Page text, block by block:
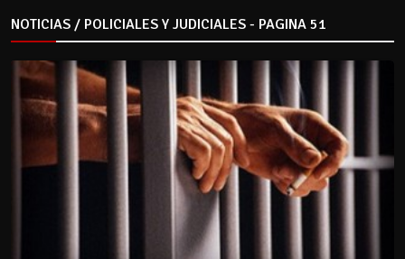
NOTICIAS / POLICIALES Y JUDICIALES - PAGINA 51